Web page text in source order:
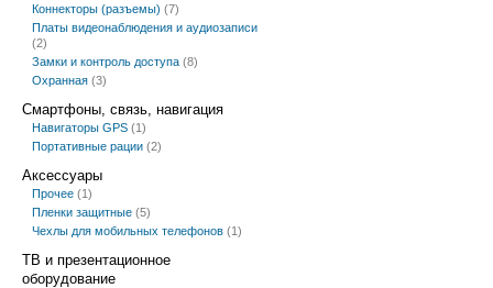
Коннекторы (разъемы) (7)
Платы видеонаблюдения и аудиозаписи
(2)
Замки и контроль доступа (8)
Охранная (3)
Смартфоны, связь, навигация
Навигаторы GPS (1)
Портативные рации (2)
Аксессуары
Прочее (1)
Пленки защитные (5)
Чехлы для мобильных телефонов (1)
ТВ и презентационное
оборудование